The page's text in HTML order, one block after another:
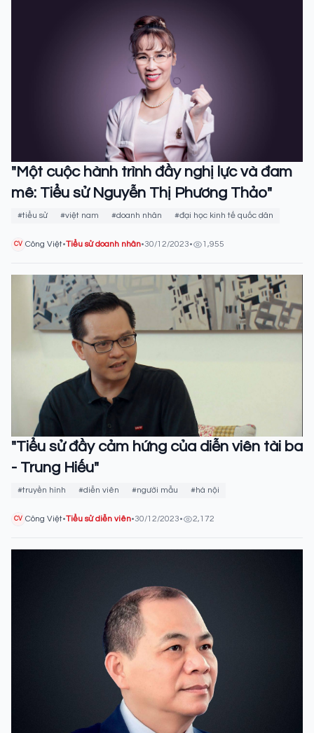
"Một cuộc hành trình đầy nghị lực và đam
mê: Tiểu sử Nguyễn Thị Phương Thảo"
#tiểu sử #việt nam #doanh nhân #đại học kinh tế quốc dân
CV Công Việt•Tiểu sử doanh nhân•30/12/2023• 1,955
"Tiểu sử đầy cảm hứng của diễn viên tài ba
- Trung Hiếu"
#truyền hình #diễn viên #người mẫu #hà nội
CV Công Việt•Tiểu sử diễn viên•30/12/2023• 2,172